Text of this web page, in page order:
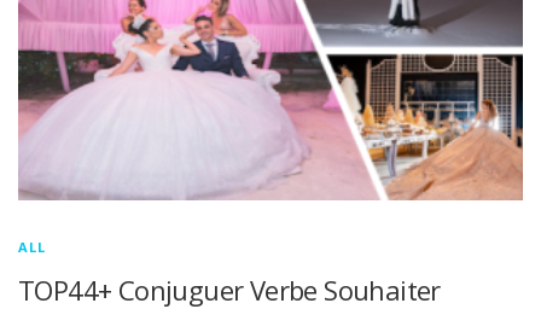
ALL
TOP44+ Conjuguer Verbe Souhaiter